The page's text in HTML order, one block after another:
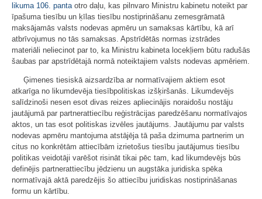
likuma 106. pantaotro daļu, kas pilnvaro Ministru kabinetu noteikt par
īpašuma tiesību un ķīlas tiesību nostiprināšanu zemesgrāmatā
maksājamās valsts nodevas apmēru un samaksas kārtību, kā arī
atbrīvojumus no tās samaksas. Apstrīdētās normas izstrādes
materiāli neliecinot par to, ka Ministru kabineta locekļiem būtu radušās
šaubas par apstrīdētajā normā noteiktajiem valsts nodevas apmēriem.
Ģimenes tiesiskā aizsardzība ar normatīvajiem aktiem esot
atkarīga no likumdevēja tiesībpolitiskas izšķiršanās. Likumdevējs
salīdzinoši nesen esot divas reizes apliecinājis noraidošu nostāju
jautājumā par partnerattiecību reģistrācijas paredzēšanu normatīvajos
aktos, un tas esot politiskas izvēles jautājums. Jautājumu par valsts
nodevas apmēru mantojuma atstājēja tā paša dzimuma partnerim un
citus no konkrētām attiecībām izrietošus tiesību jautājumus tiesību
politikas veidotāji varēšot risināt tikai pēc tam, kad likumdevējs būs
definējis partnerattiecību jēdzienu un augstāka juridiska spēka
normatīvajā aktā paredzējis šo attiecību juridiskas nostiprināšanas
formu un kārtību.